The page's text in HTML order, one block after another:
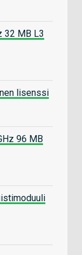
32 MB L3
lisenssi
96 MB